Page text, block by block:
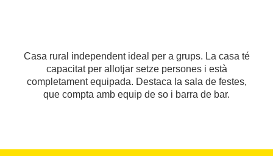
Casa rural independent ideal per a grups. La casa té
capacitat per allotjar setze persones i està
completament equipada. Destaca la sala de festes,
que compta amb equip de so i barra de bar.